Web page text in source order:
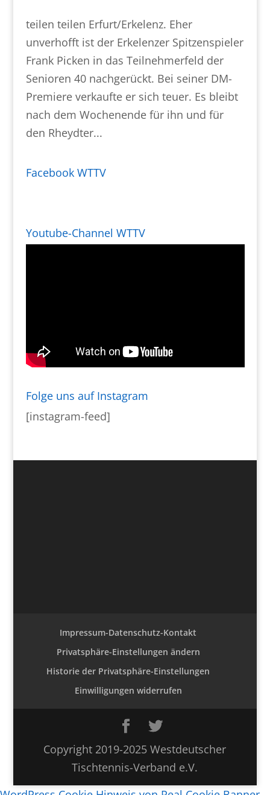
teilen teilen Erfurt/Erkelenz. Eher
unverhofft ist der Erkelenzer Spitzenspieler
Frank Picken in das Teilnehmerfeld der
Senioren 40 nachgerückt. Bei seiner DM-
Premiere verkaufte er sich teuer. Es bleibt
nach dem Wochenende für ihn und für
den Rheydter...
Facebook WTTV
Youtube-Channel WTTV
Folge uns auf Instagram
[instagram-feed]
Impressum-Datenschutz-Kontakt
Privatsphäre-Einstellungen ändern
Historie der Privatsphäre-Einstellungen
Einwilligungen widerrufen
Copyright 2019-2025 Westdeutscher
Tischtennis-Verband e.V.